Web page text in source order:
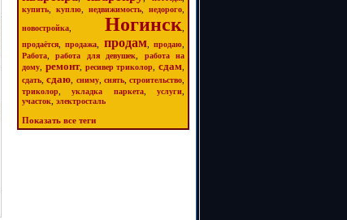
купить куплю недвижимость недорого
новостройка Ногинск
продаётся ,продажа продам,продаю
Работа ,работа для девушек
работа на
дому
ремонт, ресивер триколор сдам
сдать ,сдаю сниму, снять, строительство
триколор ,укладка паркета,услуги
участок электросталь
Показать все теги